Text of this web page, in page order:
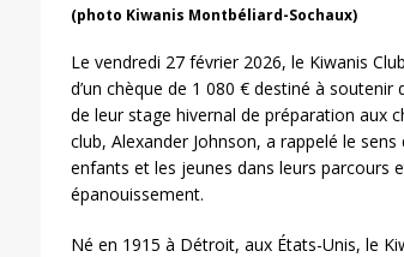
(photo Kiwanis Montbéliard-Sochaux)
Le vendredi 27 février 2026, le Kiwanis
d’un chèque de 1 080 € destiné à
de leur stage hivernal de préparation aux
club, Alexander Johnson, a rappelé le
enfants et les jeunes dans leurs parcours
épanouissement.
Né en 1915 à Détroit, aux États-Unis, le